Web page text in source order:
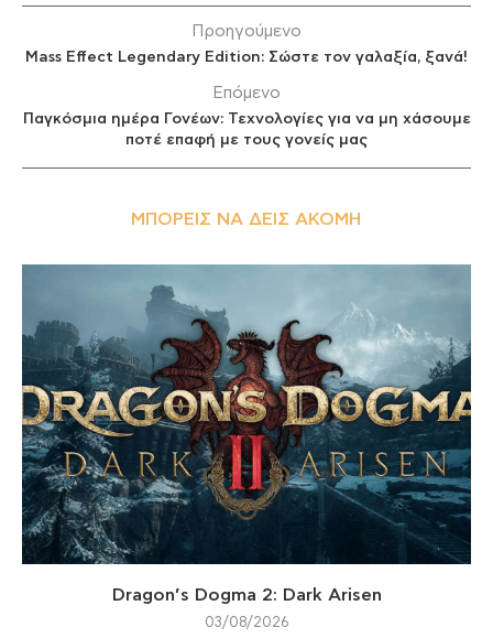
Προηγούμενο
Mass Effect Legendary Edition: Σώστε τον γαλαξία, ξανά!
Επόμενο
Παγκόσμια ημέρα Γονέων: Τεχνολογίες για να μη χάσουμε
ποτέ επαφή με τους γονείς μας
ΜΠΟΡΕΊΣ ΝΑ ΔΕΙΣ ΑΚΌΜΗ
Dragon’s Dogma 2: Dark Arisen
03/08/2026